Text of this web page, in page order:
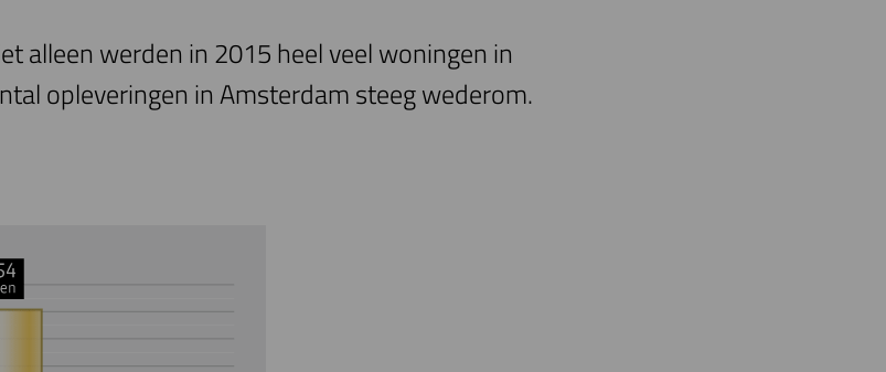
alleen werden in 2015 heel veel woningen in
opleveringen in Amsterdam steeg wederom.